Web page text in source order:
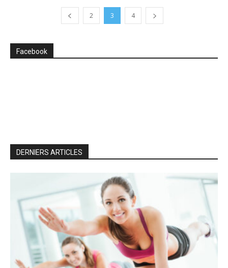
2 3 4
Facebook
DERNIERS ARTICLES